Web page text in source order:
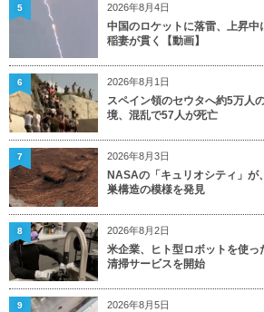
2026年8月4日
中国のロケットに落雷、上昇中
稲妻が貫く【動画】
5
2026年8月1日
スペイン領のセウタへ約5万人
境、混乱で57人が死亡
6
2026年8月3日
NASAの「キュリオシティ」が
巣構造の模様を発見
7
2026年8月2日
米企業、ヒト型ロボットを使っ
清掃サービスを開始
8
2026年8月5日
9